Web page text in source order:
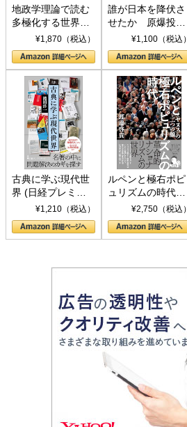
地政学理論で読む
多極化する世界：
トランプとBRICS
の挑戦
¥1,870（税込）
誰が日本を降伏さ
せたか 原爆投
下、ソ連参戦、そ
して聖断 (PHP新
書)
¥1,100（税込）
古典に学ぶ現代世
界 (日経プレミア
シリーズ)¥1,210（税込）
ルペンと極右ポピ
ュリズムの時代：
〈ヤヌス〉の二つ
の顔
¥2,750（税込）